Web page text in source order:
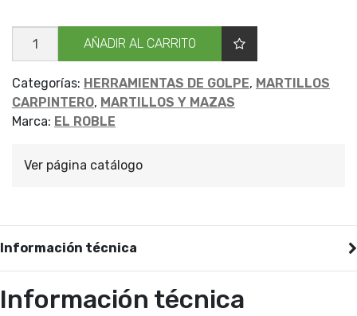
MART
CARPINT
C/UÑA
ROBLE
30
cantidad
AÑADIR AL CARRITO
Categorías: HERRAMIENTAS DE GOLPE, MARTILLOS
CARPINTERO, MARTILLOS Y MAZAS
Marca: EL ROBLE
Ver página catálogo
Información técnica
Información técnica